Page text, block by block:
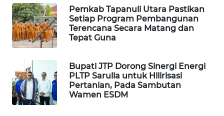
Pemkab Tapanuli Utara Pastikan
Setiap Program Pembangunan
Terencana Secara Matang dan
Tepat Guna
Bupati JTP Dorong Sinergi Energi
PLTP Sarulla untuk Hilirisasi
Pertanian, Pada Sambutan
Wamen ESDM
ALPERKLINAS
FORJASIDA
NEWS
SITUNGIR
NEWS